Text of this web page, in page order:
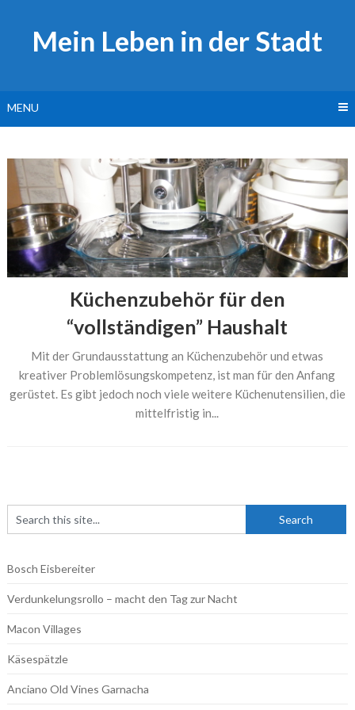
contentMein Leben in der Stadt
MENU
Küchenzubehör für den
“vollständigen” Haushalt
Mit der Grundausstattung an Küchenzubehör und etwas
kreativer Problemlösungskompetenz, ist man für den Anfang
gerüstet. Es gibt jedoch noch viele weitere Küchenutensilien, die
mittelfristig in...
Bosch Eisbereiter
Verdunkelungsrollo – macht den Tag zur Nacht
Macon Villages
Käsespätzle
Anciano Old Vines Garnacha